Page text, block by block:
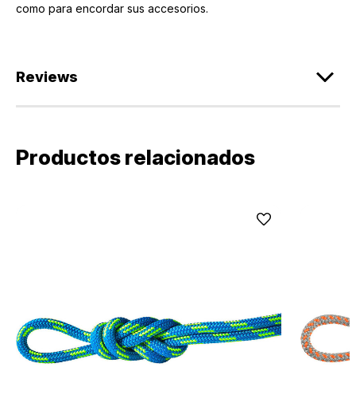
como para encordar sus accesorios.
Reviews
Productos relacionados